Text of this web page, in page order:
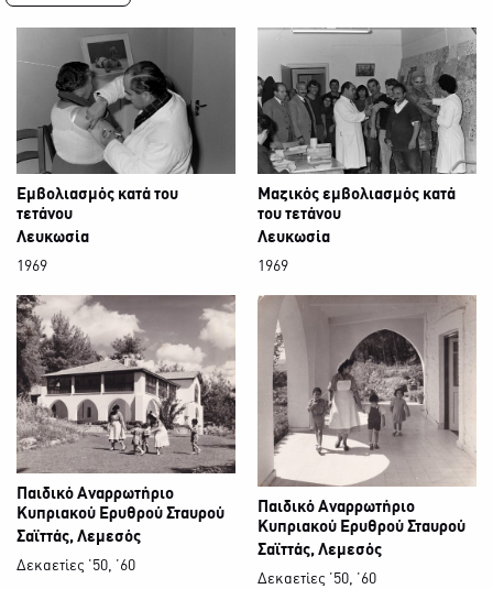
Εμβολιασμός κατά του
τετάνου
Λευκωσία
1969
Μαζικός εμβολιασμός κατά
του τετάνου
Λευκωσία
1969
Παιδικό Αναρρωτήριο
Κυπριακού Ερυθρού Σταυρού
Σαϊττάς, Λεμεσός
Δεκαετίες ΄50, ΄60
Παιδικό Αναρρωτήριο
Κυπριακού Ερυθρού Σταυρού
Σαϊττάς, Λεμεσός
Δεκαετίες ΄50, ΄60